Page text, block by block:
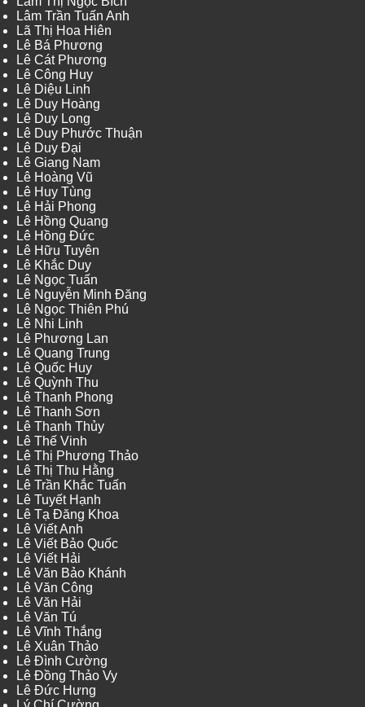
Lâm Trần Tuấn Anh
Lã Thị Hoa Hiên
Lê Bá Phương
Lê Cát Phương
Lê Công Huy
Lê Diệu Linh
Lê Duy Hoàng
Lê Duy Long
Lê Duy Phước Thuận
Lê Duy Đại
Lê Giang Nam
Lê Hoàng Vũ
Lê Huy Tùng
Lê Hải Phong
Lê Hồng Quang
Lê Hồng Đức
Lê Hữu Tuyên
Lê Khắc Duy
Lê Ngọc Tuấn
Lê Nguyễn Minh Đăng
Lê Ngọc Thiên Phú
Lê Nhi Linh
Lê Phương Lan
Lê Quang Trung
Lê Quốc Huy
Lê Quỳnh Thu
Lê Thanh Phong
Lê Thanh Sơn
Lê Thanh Thủy
Lê Thế Vinh
Lê Thị Phương Thảo
Lê Thị Thu Hằng
Lê Trần Khắc Tuấn
Lê Tuyết Hạnh
Lê Tạ Đăng Khoa
Lê Viết Anh
Lê Viết Bảo Quốc
Lê Viết Hải
Lê Văn Bảo Khánh
Lê Văn Công
Lê Văn Hải
Lê Văn Tú
Lê Vĩnh Thắng
Lê Xuân Thảo
Lê Đình Cường
Lê Đồng Thảo Vy
Lê Đức Hưng